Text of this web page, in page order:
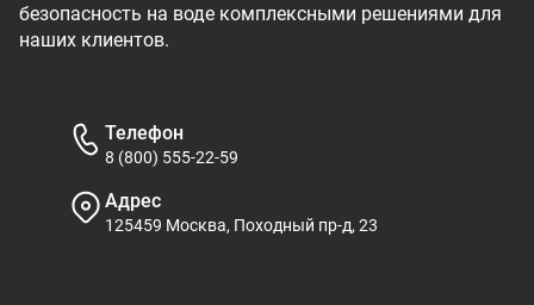
безопасность на воде комплексными решениями для
наших клиентов.
Телефон
8 (800) 555-22-59
Адрес
125459 Москва, Походный пр-д, 23